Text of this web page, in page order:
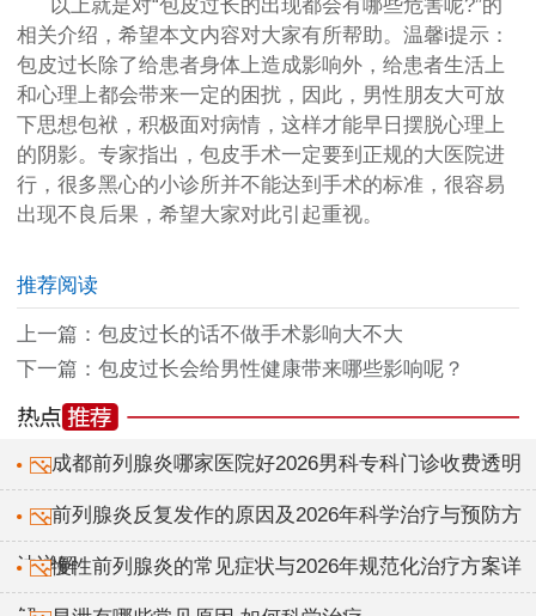
以上就是对“包皮过长的出现都会有哪些危害呢?”的
相关介绍，希望本文内容对大家有所帮助。温馨i提示：
包皮过长除了给患者身体上造成影响外，给患者生活上
和心理上都会带来一定的困扰，因此，男性朋友大可放
下思想包袱，积极面对病情，这样才能早日摆脱心理上
的阴影。专家指出，包皮手术一定要到正规的大医院进
行，很多黑心的小诊所并不能达到手术的标准，很容易
出现不良后果，希望大家对此引起重视。
推荐阅读
上一篇： 包皮过长的话不做手术影响大不大
下一篇： 包皮过长会给男性健康带来哪些影响呢？
成都前列腺炎哪家医院好2026男科专科门诊收费透明
前列腺炎反复发作的原因及2026年科学治疗与预防方
法详解慢性前列腺炎的常见症状与2026年规范化治疗方案详